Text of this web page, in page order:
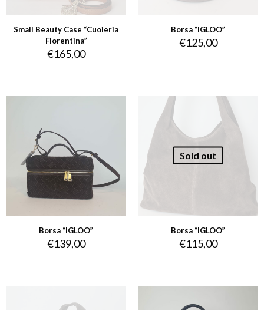
Small Beauty Case “Cuoieria
Fiorentina”
€165,00
Borsa “IGLOO”
€125,00
Borsa “IGLOO”
€139,00
Sold out
Borsa “IGLOO”
€115,00